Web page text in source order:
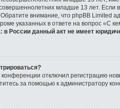
младше 13 лет. Если
внимание, что phpBB Limited
указанных в ответе на вопрос «С
в России данный акт не имеет
отключил регистрацию
за помощью к администратору